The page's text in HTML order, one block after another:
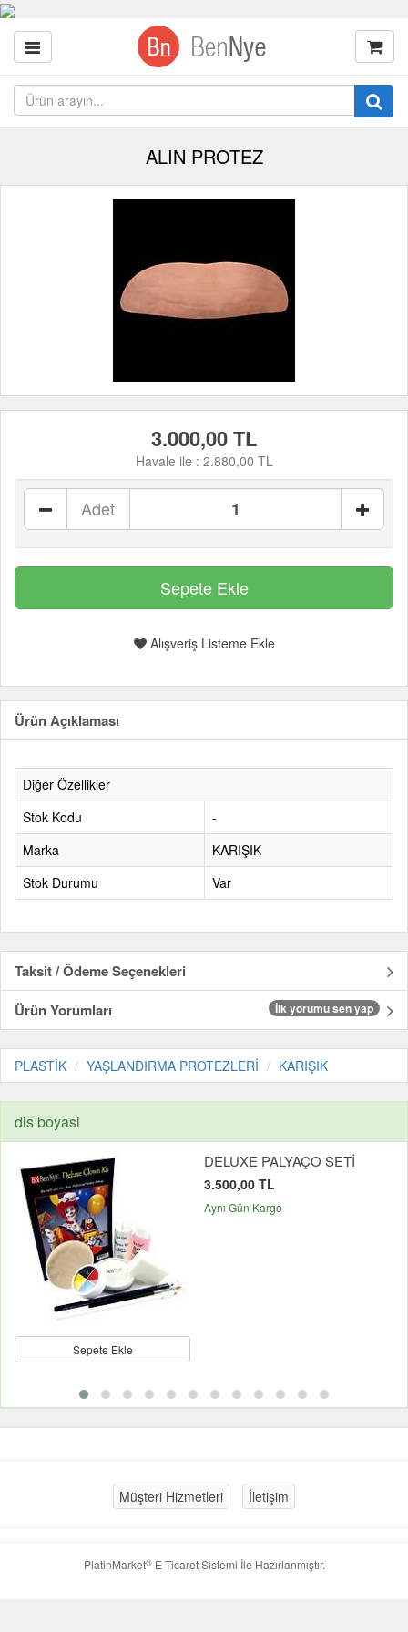
ALIN PROTEZ
3.000,00 TL
Havale ile : 2.880,00 TL
Adet
Alışveriş Listeme Ekle
Ürün Açıklaması
Diğer Özellikler
Stok Kodu
-
Marka
KARIŞIK
Stok Durumu
Var
Taksit / Ödeme Seçenekleri
Ürün Yorumları
İlk yorumu sen yap
PLASTİK YAŞLANDIRMA PROTEZLERİ KARIŞIK
dis boyasi
Sepete Ekle
DELUXE PALYAÇO SETİ
3.500,00 TL
Aynı Gün Kargo
Müşteri Hizmetleri İletişim
PlatinMarket®E-Ticaret Sistemi İle Hazırlanmıştır.